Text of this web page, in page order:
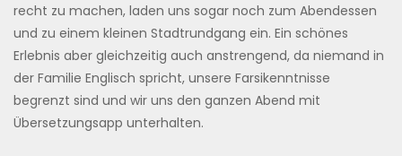
recht zu machen, laden uns sogar noch zum Abendessen
und zu einem kleinen Stadtrundgang ein. Ein schönes
Erlebnis aber gleichzeitig auch anstrengend, da niemand in
der Familie Englisch spricht, unsere Farsikenntnisse
begrenzt sind und wir uns den ganzen Abend mit
Übersetzungsapp unterhalten.